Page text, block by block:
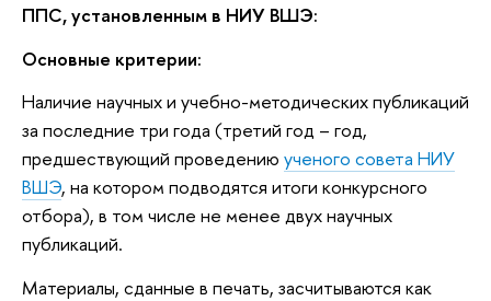
ППС, установленным в НИУ ВШЭ:
Основные критерии:
Наличие научных и учебно-методических публикаций
за последние три года (третий год – год,
предшествующий проведению ученого совета НИУ
ВШЭ, на котором подводятся итоги конкурсного
отбора), в том числе не менее двух научных
публикаций.
Материалы, сданные в печать, засчитываются как